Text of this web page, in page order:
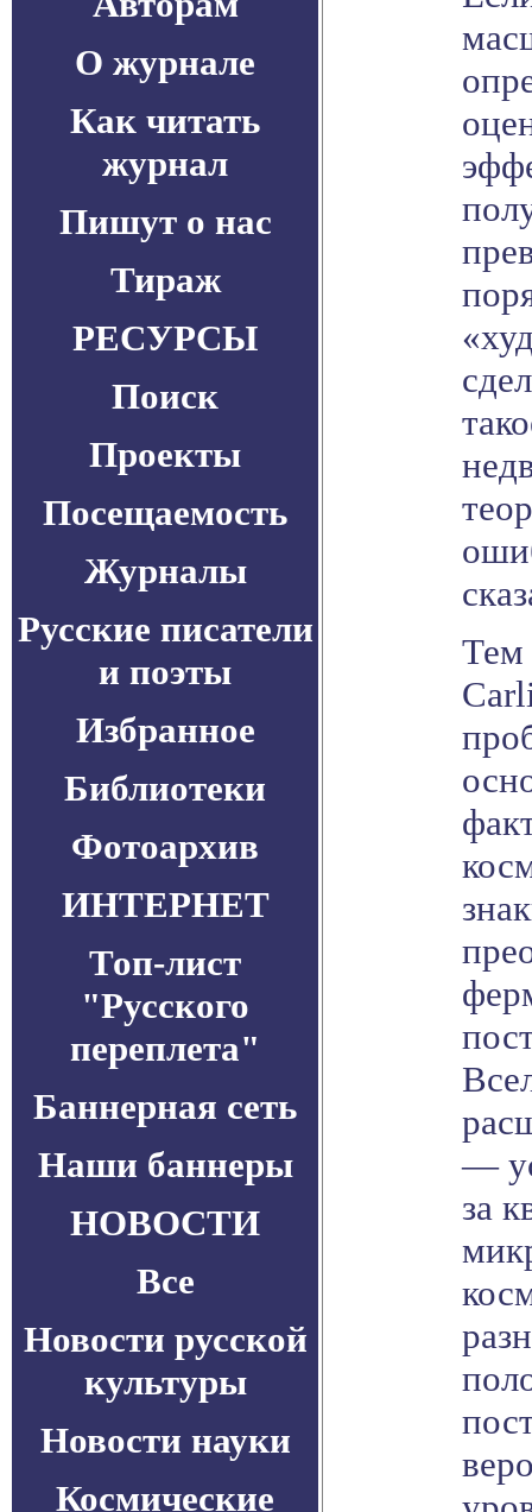
О журнале
Как читать
журнал
Пишут о нас
Тираж
РЕСУРСЫ
Поиск
Проекты
Посещаемость
Журналы
Русские писатели
и поэты
Избранное
Библиотеки
Фотоархив
ИНТЕРНЕТ
Топ-лист
"Русского
переплета"
Баннерная сеть
Наши баннеры
НОВОСТИ
Все
Новости русской
культуры
Новости науки
Космические
Тем
—
за